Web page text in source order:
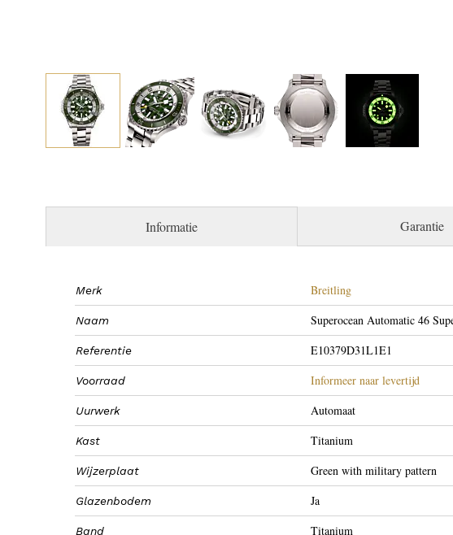
Informatie
Merk Breitling
Naam Superocean Automatic 46
Referentie E10379D31L1E1
Voorraad Informeer naar levertijd
Uurwerk Automaat
Kast Titanium
Wijzerplaat Green with military pattern
Glazenbodem Ja
Band Titanium
Garantie